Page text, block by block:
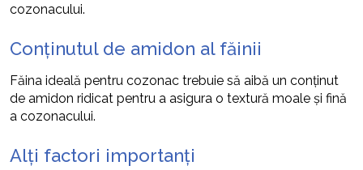
cozonacului.
Conținutul de amidon al făinii
Făina ideală pentru cozonac trebuie să aibă un conținut
de amidon ridicat pentru a asigura o textură moale și fină
a cozonacului.
Alți factori importanți